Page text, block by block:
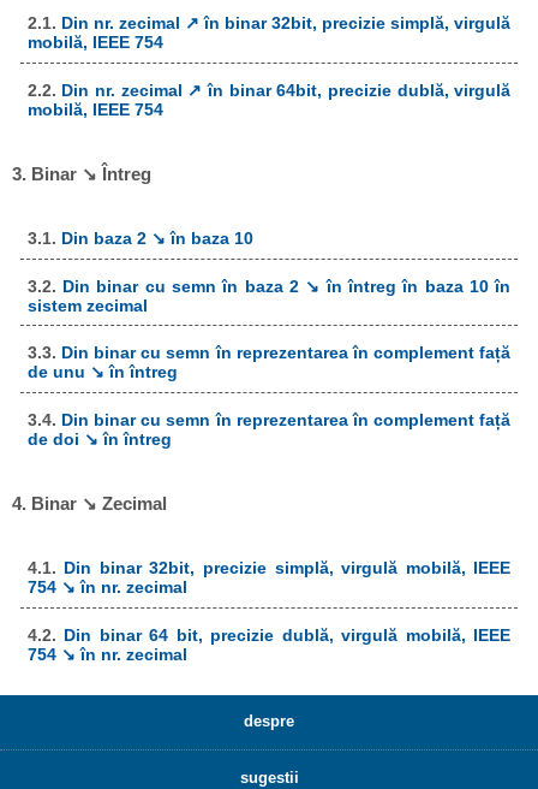
2.1. Din nr. zecimal ↗ în binar 32bit, precizie simplă, virgulă
mobilă, IEEE 754
2.2. Din nr. zecimal ↗ în binar 64bit, precizie dublă, virgulă
mobilă, IEEE 754
3. Binar ↘ Întreg
3.1. Din baza 2 ↘ în baza 10
3.2. Din binar cu semn în baza 2 ↘ în întreg în baza 10 în
sistem zecimal
3.3. Din binar cu semn în reprezentarea în complement față
de unu ↘ în întreg
3.4. Din binar cu semn în reprezentarea în complement față
de doi ↘ în întreg
4. Binar ↘ Zecimal
4.1. Din binar 32bit, precizie simplă, virgulă mobilă, IEEE
754 ↘ în nr. zecimal
4.2. Din binar 64 bit, precizie dublă, virgulă mobilă, IEEE
754 ↘ în nr. zecimal
despre
sugestii